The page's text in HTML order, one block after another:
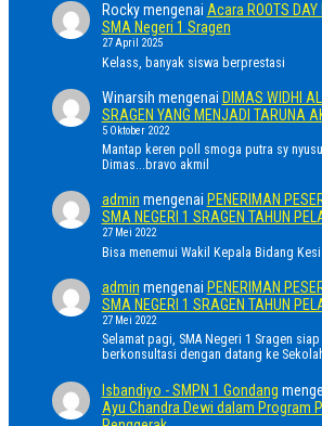
Rockymengenai Acara ROOTS
SMA Negeri 1 Sragen
27 April 2025
Kelass, banyak siswa berprestasi
Winarsih mengenai DIMAS WIDHI
SRAGEN YANG MENJADI TARUNA
5 Oktober 2022
Mantap keren poll smoga putra sy
Dimas...bravo akmil
admin mengenai PENERIMAN
SMA NEGERI 1 SRAGEN TAHUN
27 Mei 2022
Bisa menemui Wakil Kepala Bidang
admin mengenai PENERIMAN
SMA NEGERI 1 SRAGEN TAHUN
27 Mei 2022
Selamat pagi, SMA Negeri 1 Sragen
berkonsultasi dengan datang ke
Isbandiyo - SMPN 1 Gondang
Ayu Chandra Dewi dalam Program